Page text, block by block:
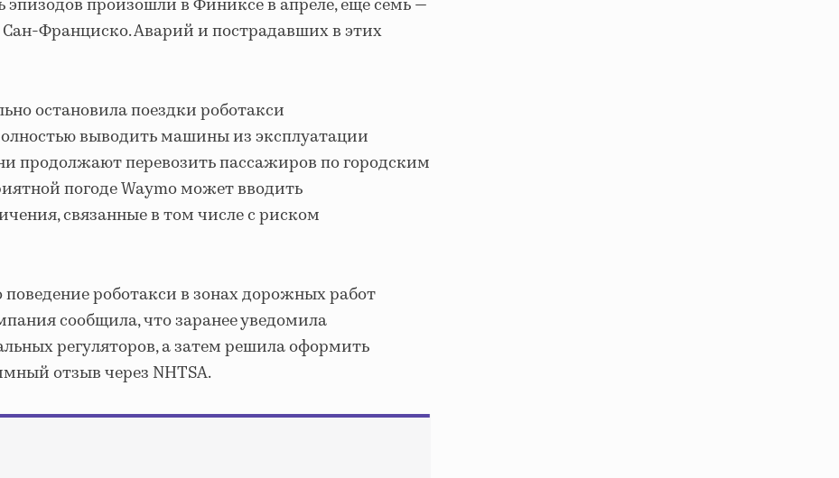
произошли в Финиксе в апреле, еще семь —
Сан-Франциско. Аварий и пострадавших в этих
остановила поездки роботакси
выводить машины из эксплуатации
продолжают перевозить пассажиров по городским
погоде Waymo может вводить
связанные в том числе с риском
поведение роботакси в зонах дорожных работ
сообщила, что заранее уведомила
регуляторов, а затем решила оформить
отзыв через NHTSA.